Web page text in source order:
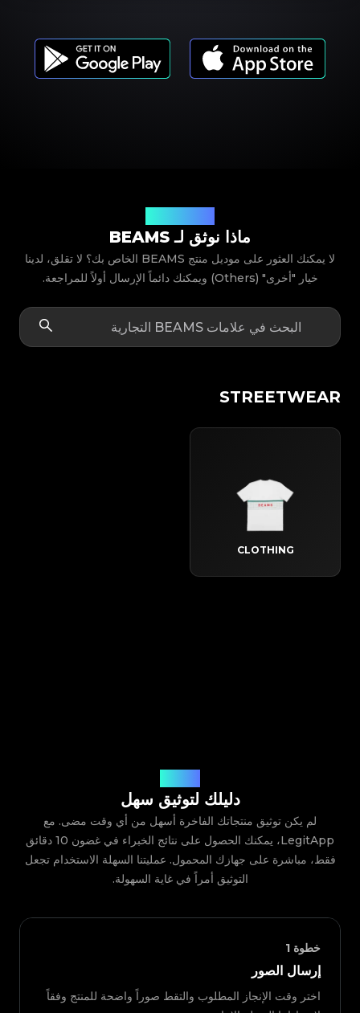
ماذا نوثق لـ BEAMS
لا يمكنك العثور على موديل منتج BEAMS الخاص بك؟ لا تقلق، لدينا
خيار "أخرى" (Others) ويمكنك دائماً الإرسال أولاً للمراجعة.
STREETWEAR
CLOTHING
دليلك لتوثيق سهل
لم يكن توثيق منتجاتك الفاخرة أسهل من أي وقت مضى. مع
LegitApp، يمكنك الحصول على نتائج الخبراء في غضون 10 دقائق
فقط، مباشرة على جهازك المحمول. عمليتنا السهلة الاستخدام تجعل
التوثيق أمراً في غاية السهولة.
خطوة 1
إرسال الصور
اختر وقت الإنجاز المطلوب والتقط صوراً واضحة للمنتج وفقاً